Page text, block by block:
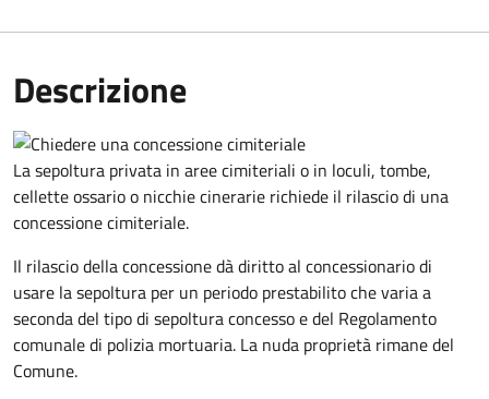
Descrizione
La sepoltura privata in aree cimiteriali o in loculi, tombe,
cellette ossario o nicchie cinerarie richiede il rilascio di una
concessione cimiteriale.
Il rilascio della concessione dà diritto al concessionario di
usare la sepoltura per un periodo prestabilito che varia a
seconda del tipo di sepoltura concesso e del Regolamento
comunale di polizia mortuaria. La nuda proprietà rimane del
Comune.